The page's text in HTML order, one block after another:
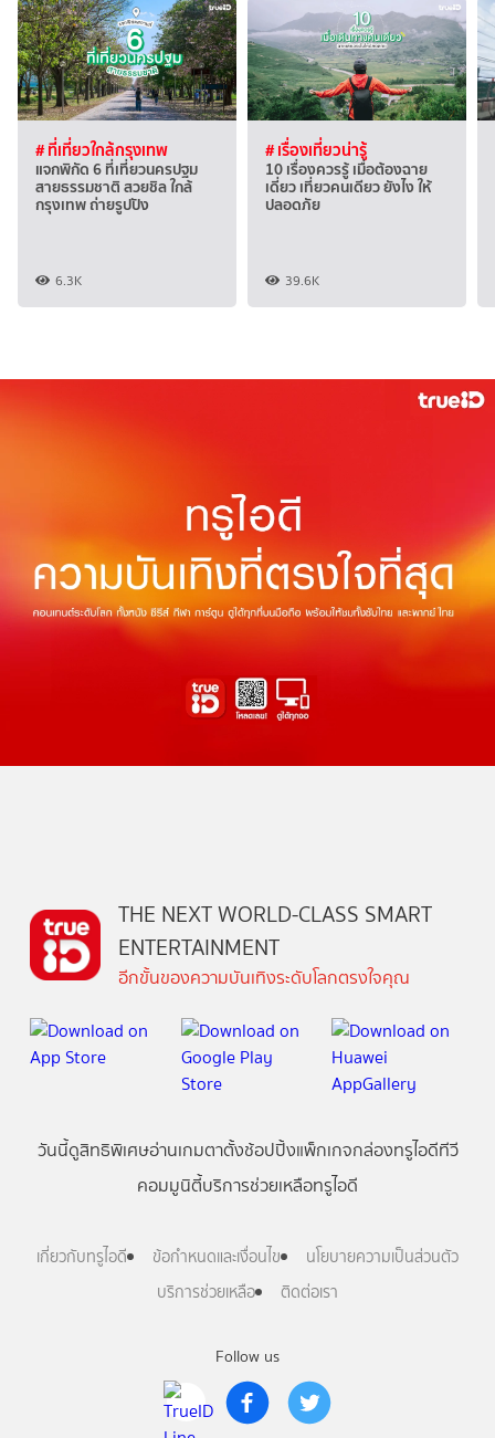
# ที่เที่ยวใกล้กรุงเทพ
แจกพิกัด 6 ที่เที่ยวนครปฐม
สายธรรมชาติ สวยชิล ใกล้
กรุงเทพ ถ่ายรูปปัง
6.3K
# เรื่องเที่ยวน่ารู้
10 เรื่องควรรู้ เมื่อต้องฉาย
เดี่ยว เที่ยวคนเดียว ยังไง ให้
ปลอดภัย
39.6K
Follow us
THE NEXT WORLD-CLASS SMART
ENTERTAINMENT
อีกขั้นของความบันเทิงระดับโลกตรงใจคุณ
วันนี้ดูสิทธิพิเศษอ่านเกมตาตั้งช้อปปิ้งแพ็กเกจกล่องทรูไอดีทีวี
คอมมูนิตี้บริการช่วยเหลือทรูไอดี
เกี่ยวกับทรูไอดี ข้อกำหนดและเงื่อนไข
นโยบายความเป็นส่วนตัว
บริการช่วยเหลือ
ติดต่อเรา